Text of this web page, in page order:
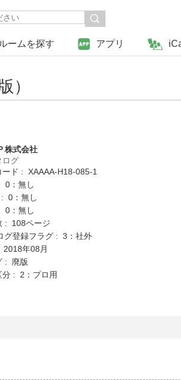
ームを探す アプリ
）
株式会社
ログ
ード : XAAAA-H18-085-1
0：無し
0：無し
0：無し
: 108ページ
グ登録フラグ : 3：社外
年08月
: 廃版
分 : 2：プロ用